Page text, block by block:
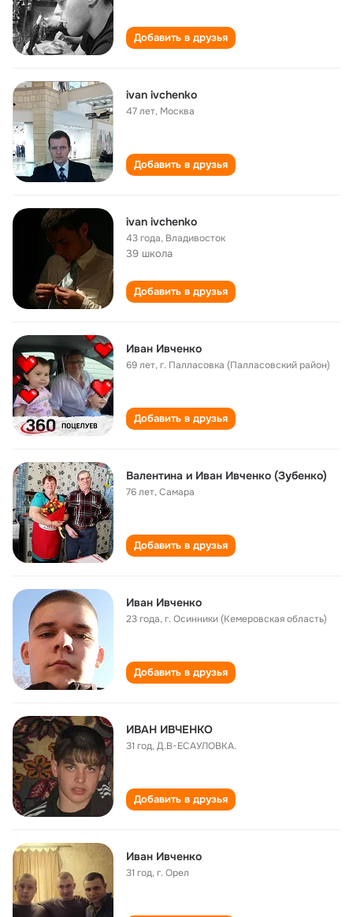
Добавить в друзья
ivan ivchenko
47 лет, Москва
Добавить в друзья
ivan ivchenko
43 года, Владивосток
39 школа
Добавить в друзья
Иван Ивченко
69 лет,г. Палласовка (Палласовский район)
Добавить в друзья
Валентина и Иван Ивченко (Зубенко)
76 лет,Самара
Добавить в друзья
Иван Ивченко
23 года,г. Осинники (Кемеровская область)
Добавить в друзья
ИВАН ИВЧЕНКО
31 год,Д.В-ЕСАУЛОВКА.
Добавить в друзья
Иван Ивченко
31 год,г. Орел